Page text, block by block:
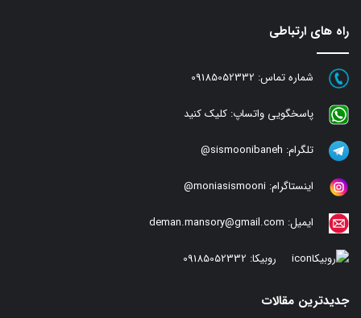
راه های ارتباطی
شماره تماس: 09185052332
پاسخگویی واتساپ: کلیک کنید
تلگرام: sismoonibaneh@
اینستاگرام: moniasismooni@
ایمیل: deman.mansory@gmail.com
روبیکا: 09185052332
جدیدترین مقالات